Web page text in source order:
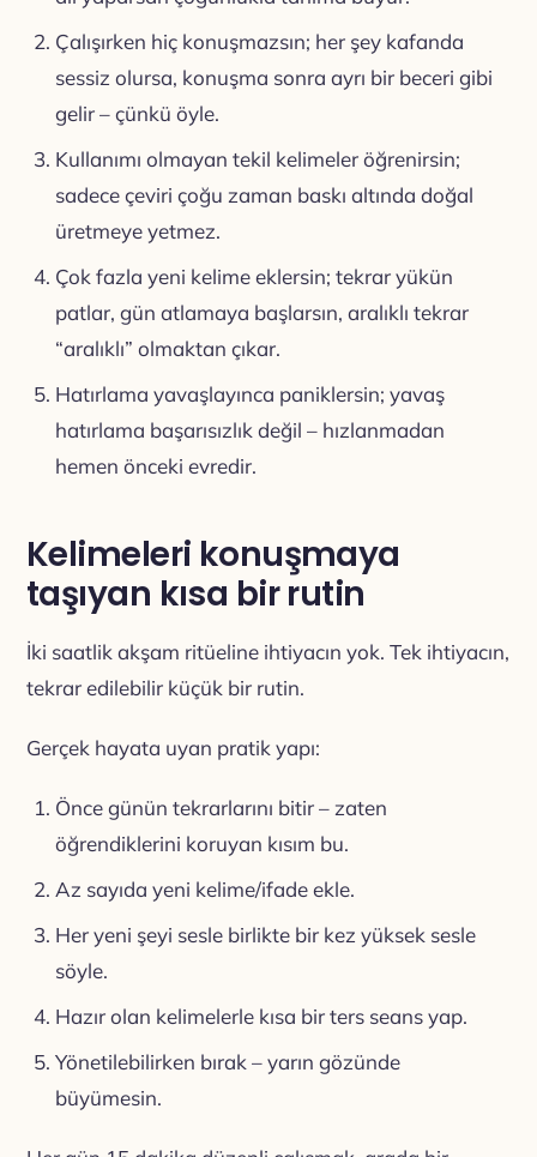
Çalışırken hiç konuşmazsın; her şey kafanda
sessiz olursa, konuşma sonra ayrı bir beceri gibi
gelir – çünkü öyle.
Kullanımı olmayan tekil kelimeler öğrenirsin;
sadece çeviri çoğu zaman baskı altında doğal
üretmeye yetmez.
Çok fazla yeni kelime eklersin; tekrar yükün
patlar, gün atlamaya başlarsın, aralıklı tekrar
“aralıklı” olmaktan çıkar.
Hatırlama yavaşlayınca paniklersin; yavaş
hatırlama başarısızlık değil – hızlanmadan
hemen önceki evredir.
Kelimeleri konuşmaya
taşıyan kısa bir rutin
İki saatlik akşam ritüeline ihtiyacın yok. Tek ihtiyacın,
tekrar edilebilir küçük bir rutin.
Gerçek hayata uyan pratik yapı:
Önce günün tekrarlarını bitir – zaten
öğrendiklerini koruyan kısım bu.
Az sayıda yeni kelime/ifade ekle.
Her yeni şeyi sesle birlikte bir kez yüksek sesle
söyle.
Hazır olan kelimelerle kısa bir ters seans yap.
Yönetilebilirken bırak – yarın gözünde
büyümesin.